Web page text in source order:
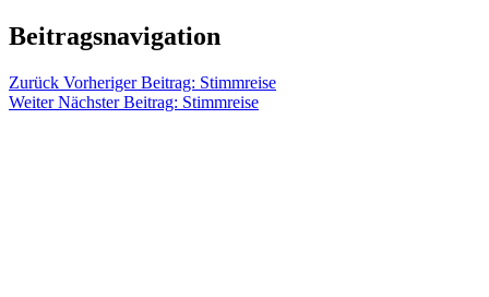
Beitragsnavigation
Zurück Vorheriger Beitrag: Stimmreise
Weiter Nächster Beitrag: Stimmreise